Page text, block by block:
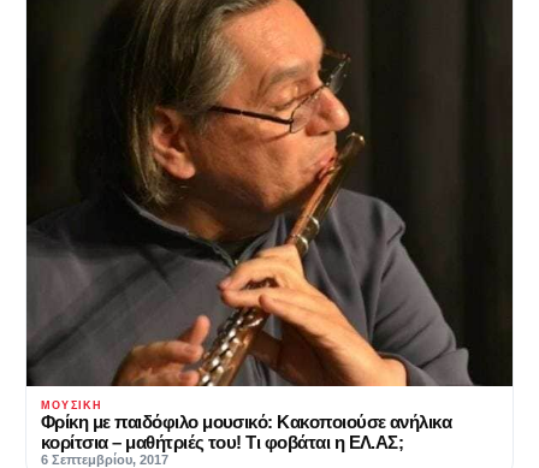
ΜΟΥΣΙΚΉ
Φρίκη με παιδόφιλο μουσικό: Κακοποιούσε ανήλικα
κορίτσια – μαθήτριές του! Τι φοβάται η ΕΛ.ΑΣ;
6 Σεπτεμβρίου, 2017